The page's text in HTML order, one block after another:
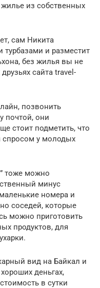
из собственных
сам Никита
турбазами и разместит
без жилья вы не
сайта travel-
позвонить
почтой, они
стоит подметить, что
спросом у молодых
тоже можно
минус
номера и
соседей, которые
можно приготовить
продуктов, для
вид на Байкал и
деньгах,
в сутки